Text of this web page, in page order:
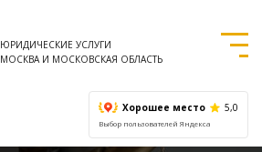
ЮРИДИЧЕСКИЕ УСЛУГИ
МОСКВА И МОСКОВСКАЯ ОБЛАСТЬ
Хорошее место 5,0
Выбор пользователей Яндекса